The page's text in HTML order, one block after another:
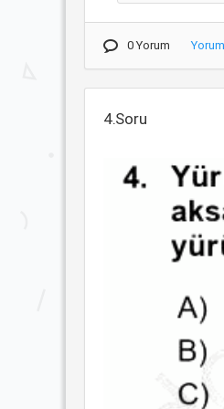
0 Yorum
4.Soru